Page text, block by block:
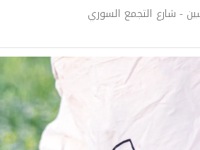
- شارع التجمع السوري